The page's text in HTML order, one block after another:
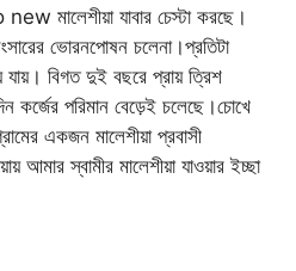
যাবার চেস্টা করছে।
ভোরনপোষন চলেনা।প্রতিটা
যায়। বিগত দুই বছরে প্রায় ত্রিশ
কর্জের পরিমান বেড়েই চলেছে।চোখে
একজন মালেশীয়া প্রবাসী
আমার স্বামীর মালেশীয়া যাওয়ার ইচ্ছা